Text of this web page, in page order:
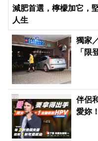
減肥首選，檸檬加它，
人生
獨家
「限
伴侶
愛妳！
PR